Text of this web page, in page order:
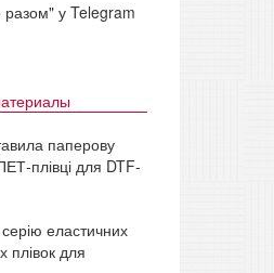
у Telegram
паперову
плівці для DTF-
еластичних
плівок для